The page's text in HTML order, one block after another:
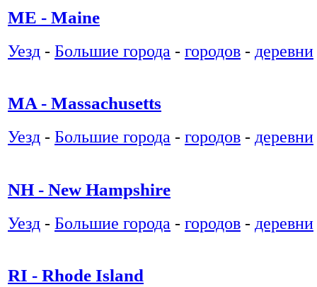
ME - Maine
Уезд - Большие города - городов - деревни
MA - Massachusetts
Уезд - Большие города - городов - деревни
NH - New Hampshire
Уезд - Большие города - городов - деревни
RI - Rhode Island